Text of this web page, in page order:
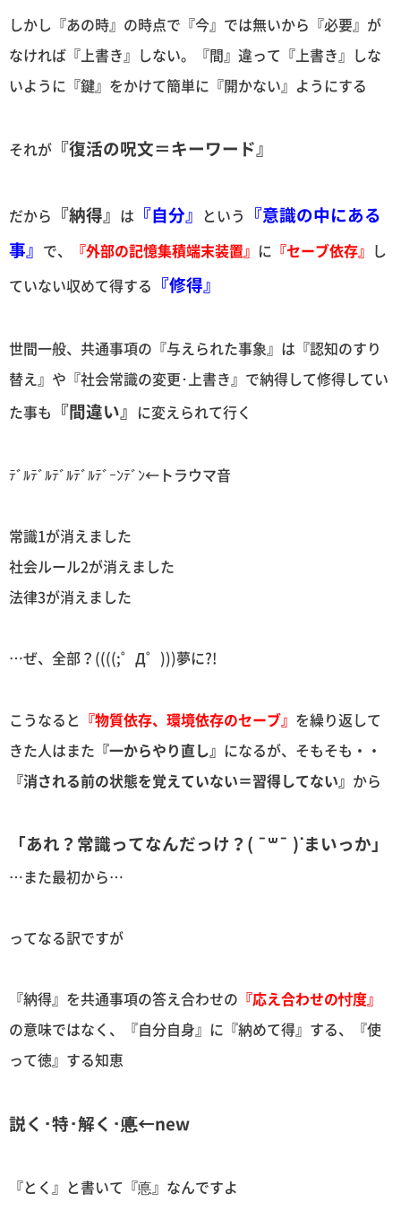
しかし『あの時』の時点で『今』では無いから『必要』が
なければ『上書き』しない。『間』違って『上書き』しな
いように『鍵』をかけて簡単に『開かない』ようにする
それが 『復活の呪文＝キーワード』
だから 『納得』 は 『自分』 という 『意識の中にある
事』 で、 『外部の記憶集積端末装置』 に 『セーブ依存』 し
ていない収めて得する 『修得』
世間一般、共通事項の『与えられた事象』は『認知のすり
替え』や『社会常識の変更･上書き』で納得して修得してい
た事も 『間違い』 に変えられて行く
ﾃﾞﾙﾃﾞﾙﾃﾞﾙﾃﾞﾙﾃﾞｰﾝﾃﾞﾝ←トラウマ音
常識1が消えました
社会ルール2が消えました
法律3が消えました
…ぜ、全部？((((;゜Д゜)))夢に?!
こうなると 『物質依存、環境依存のセーブ』 を繰り返して
きた人はまた 『一からやり直し』 になるが、そもそも・・
『消される前の状態を覚えていない＝習得してない』 から
「あれ？常識ってなんだっけ？( ¯꒳​¯ )ᐝまいっか」
…また最初から…
ってなる訳ですが
『納得』を共通事項の答え合わせの 『応え合わせの忖度』
の意味ではなく、『自分自身』に『納めて得』する、『使
って徳』する知恵
説く･特･解く･悳←new
『とく』と書いて『悳』なんですよ